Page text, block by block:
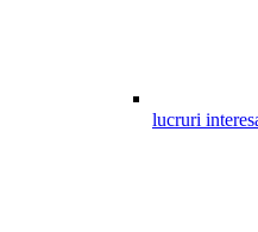
lucruri